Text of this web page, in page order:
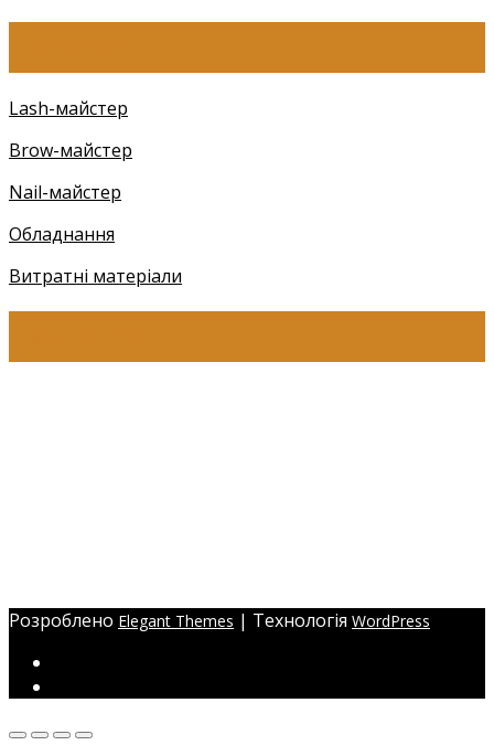
Lash-майстер
Brow-майстер
Nail-майстер
Обладнання
Витратні матеріали
Розроблено Elegant Themes | Технологія WordPress